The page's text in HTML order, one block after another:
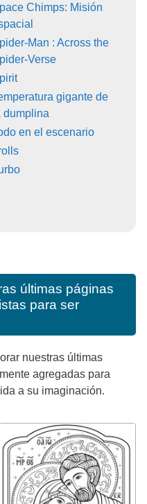
Chimps: Misión
Man : Across the
Verse
gigante de
dumplina
en el escenario
últimas páginas
para ser
nuestras últimas
agregadas para
a su imaginación.